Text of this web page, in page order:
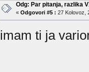
Odg: Par pitanja, razlika
« Odgovori #5 : 27 Kolovoz,
imam ti ja